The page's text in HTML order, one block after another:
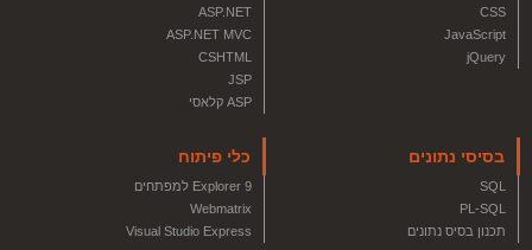
CSS
JavaScript
jQuery
ASP.NET
ASP.NET MVC
CSHTML
JSP
ASP קלאסי
בסיסי נתונים
SQL
PL-SQL
תכנון בסיס נתונים
כלי פיתוח
Explorer 9 למפתחים
Webmatrix
Visual Studio Express